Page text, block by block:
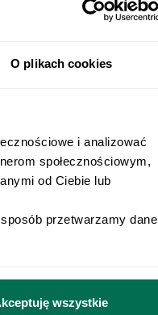
O plikach cookies
i analizować
społecznościowym,
od Ciebie lub
przetwarzamy dane
wszystkie